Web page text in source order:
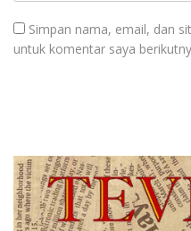
Simpan nama, email, dan
untuk komentar saya